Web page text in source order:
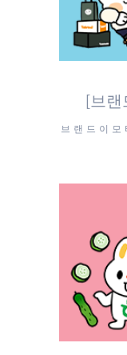
[브랜
브랜드이